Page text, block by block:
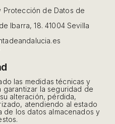
Protección de Datos de
Ibarra, 18. 41004 Sevilla
las medidas técnicas y
garantizar la seguridad de
alteración, pérdida,
atendiendo al estado
de los datos almacenados y